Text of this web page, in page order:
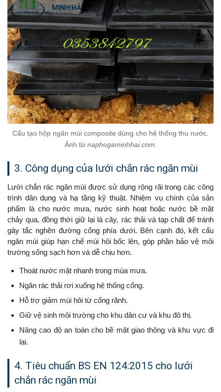
Cấu tạo hộp ngăn mùi composite dùng cho hệ thống thu nước.
Ảnh từ naphogaminhhai.com
3. Công dụng của lưới chắn rác ngăn mùi
Lưới chắn rác ngăn mùi được sử dụng rộng rãi trong các công
trình dân dụng và hạ tầng kỹ thuật. Nhiệm vụ chính của sản
phẩm là cho nước mưa, nước sinh hoạt hoặc nước bề mặt
chảy qua, đồng thời giữ lại lá cây, rác thải và tạp chất để tránh
gây tắc nghẽn đường cống phía dưới. Bên cạnh đó, kết cấu
ngăn mùi giúp hạn chế mùi hôi bốc lên, góp phần bảo vệ môi
trường sống sạch hơn và dễ chịu hơn.
Thoát nước mặt nhanh trong mùa mưa.
Ngăn rác thải rơi xuống hệ thống cống.
Hỗ trợ giảm mùi hôi từ cống rãnh.
Giữ vệ sinh môi trường cho khu dân cư và khu đô thị.
Nâng cao độ an toàn cho bề mặt giao thông và khu vực đi
lại.
4. Tiêu chuẩn BS EN 124:2015 cho lưới
chắn rác ngăn mùi